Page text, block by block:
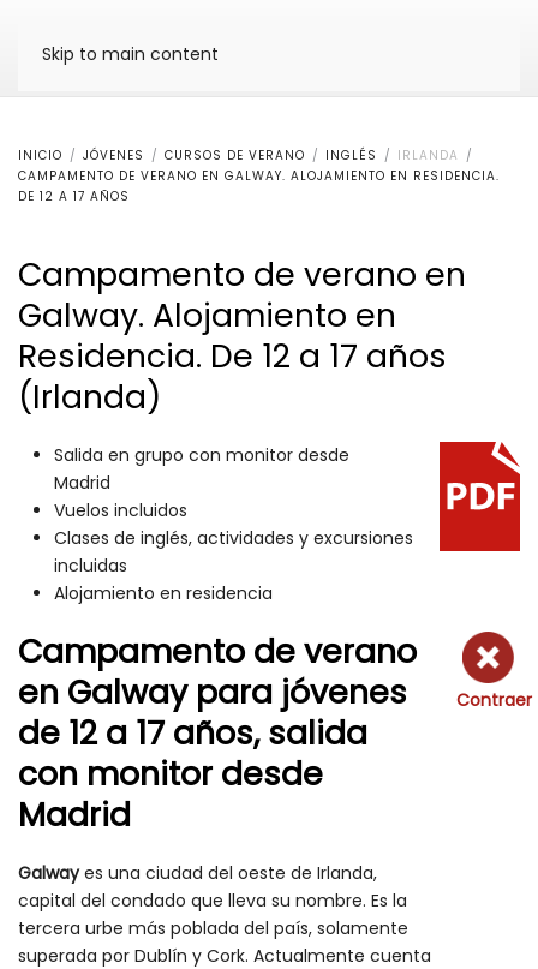
Skip to main content
INICIO JÓVENES CURSOS DE VERANO INGLÉS
IRLANDA
CAMPAMENTO DE VERANO EN GALWAY. ALOJAMIENTO EN RESIDENCIA.
DE 12 A 17 AÑOS
Campamento de verano en
Galway. Alojamiento en
Residencia. De 12 a 17 años
(Irlanda)
Salida en grupo con monitor desde
Madrid
Vuelos incluidos
Clases de inglés, actividades y excursiones
incluidas
Alojamiento en residencia
Campamento de verano
en Galway para jóvenes
de 12 a 17 años, salida
con monitor desde
Madrid
Galwayes una ciudad del oeste de Irlanda,
capital del condado que lleva su nombre. Es la
tercera urbe más poblada del país, solamente
superada por Dublín y Cork. Actualmente cuenta
Contraer